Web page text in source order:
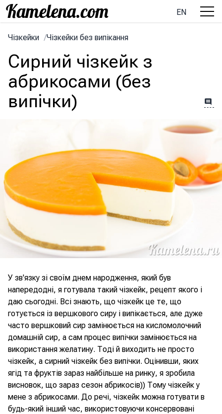
EN
Чізкейки /Чізкейки без випікання
Сирний чізкейк з
абрикосами (без
випічки)
У зв'язку зі своїм днем народження, який був
напередодні, я готувала такий чізкейк, рецепт якого і
даю сьогодні. Всі знають, що чізкейк це те, що
готується із вершкового сиру і випікається, але дуже
часто вершковий сир замінюється на кисломолочний
домашній сир, а сам процес випічки замінюється на
використання желатину. Тоді й виходить не просто
чізкейк, а сирний чізкейк без випічки. Оцінивши, яких
ягід та фруктів зараз найбільше на ринку, я зробила
висновок, що зараз сезон абрикосів)) Тому чізкейк у
мене з абрикосами. До речі, чізкейк можна готувати в
будь-який інший час, використовуючи консервовані